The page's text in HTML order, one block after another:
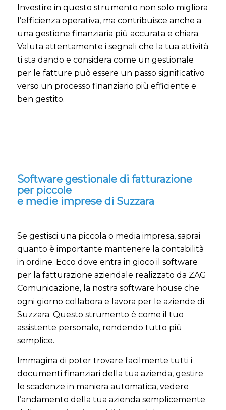
Investire in questo strumento non solo migliora
l’efficienza operativa, ma contribuisce anche a
una gestione finanziaria più accurata e chiara.
Valuta attentamente i segnali che la tua attività
ti sta dando e considera come un gestionale
per le fatture può essere un passo significativo
verso un processo finanziario più efficiente e
ben gestito.
Software gestionale di fatturazione
per piccole
e medie imprese di Suzzara
Se gestisci una piccola o media impresa, saprai
quanto è importante mantenere la contabilità
in ordine. Ecco dove entra in gioco il software
per la fatturazione aziendale realizzato da ZAG
Comunicazione, la nostra software house che
ogni giorno collabora e lavora per le aziende di
Suzzara. Questo strumento è come il tuo
assistente personale, rendendo tutto più
semplice.
Immagina di poter trovare facilmente tutti i
documenti finanziari della tua azienda, gestire
le scadenze in maniera automatica, vedere
l’andamento della tua azienda semplicemente